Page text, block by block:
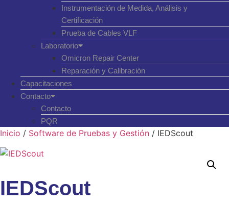
Instrumentación de Medida, Análisis y
Certificación
Prueba de Cables VLF
Laboratorio
Omicron Repair Center
Reparación y Calibración
Capacitaciones
Contacto
Contacto
PQR
Inicio / Software de Pruebas y Gestión / IEDScout
IEDScout